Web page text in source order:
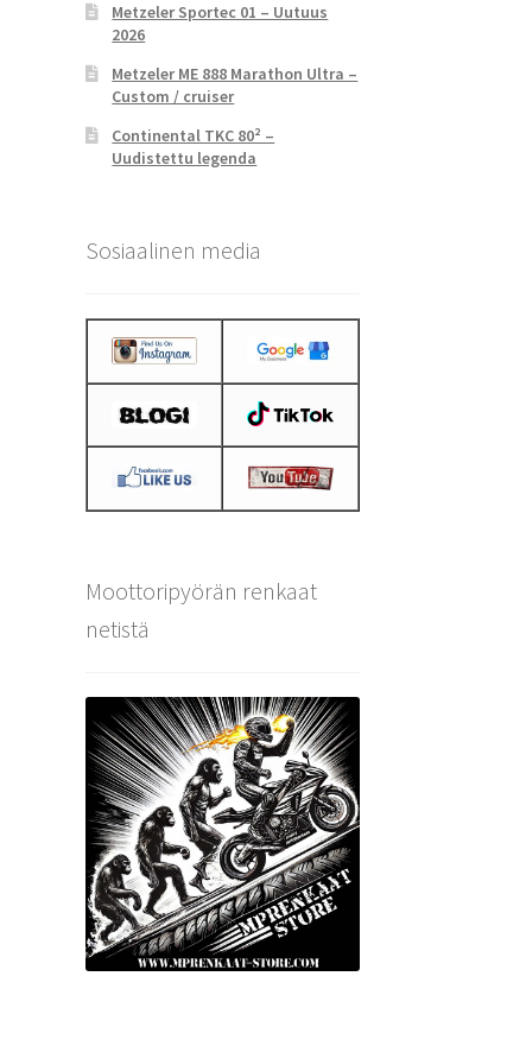
Metzeler Sportec 01 – Uutuus
2026
Metzeler ME 888 Marathon Ultra –
Custom / cruiser
Continental TKC 80² –
Uudistettu legenda
Sosiaalinen media
Moottoripyörän renkaat
netistä